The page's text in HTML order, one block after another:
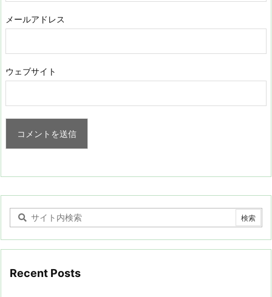
メールアドレス
ウェブサイト
Recent Posts